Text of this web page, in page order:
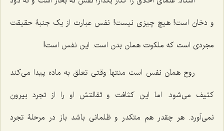
و دخان است! هیچ چیزی نیست! نفس عبارت از یک جنبۀ حقیقت
مجردی است که ملکوت همان بدن است. این نفس است!
روح همان نفس است منتها وقتی تعلق به ماده پیدا می‌کند
کثیف می‌شود. اما این کثافت و ثقالتش او را از تجرد بیرون
نمی‌آورد. هر چقدر هم متکدر و ظلمانی باشد باز در مرحلۀ تجرد